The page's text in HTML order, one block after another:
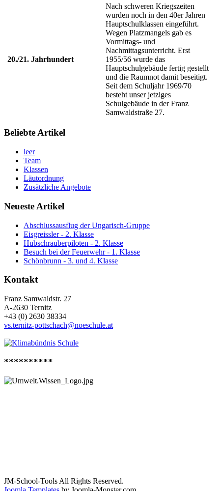
20./21. Jahrhundert
Nach schweren Kriegszeiten
wurden noch in den 40er Jahren
Hauptschulklassen eingeführt.
Wegen Platzmangels gab es
Vormittags- und
Nachmittagsunterricht. Erst
1955/56 wurde das
Hauptschulgebäude fertig gestellt
und die Raumnot damit beseitigt.
Seit dem Schuljahr 1969/70
besteht unser jetziges
Schulgebäude in der Franz
Samwaldstraße 27.
Beliebte Artikel
leer
Team
Klassen
Läutordnung
Zusätzliche Angebote
Neueste Artikel
Abschlussausflug der Ungarisch-Gruppe
Eisgreissler - 2. Klasse
Hubschrauberpiloten - 2. Klasse
Besuch bei der Feuerwehr - 1. Klasse
Schönbrunn - 3. und 4. Klasse
Kontakt
Franz Samwaldstr. 27
A-2630 Ternitz
+43 (0) 2630 38334
vs.ternitz-pottschach@noeschule.at
**********
JM-School-Tools All Rights Reserved.